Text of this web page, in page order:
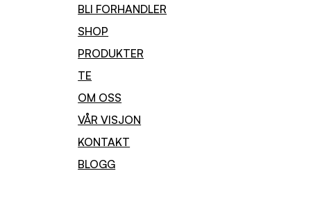
BLI FORHANDLER
SHOP
PRODUKTER
TE
OM OSS
VÅR VISJON
KONTAKT
BLOGG